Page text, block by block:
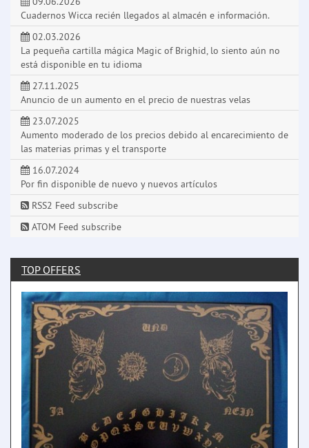
Cuadernos Wicca recién llegados al almacén e información.
02.03.2026
La pequeña cartilla mágica Magic of Brighid, lo siento aún no
está disponible en tu idioma
27.11.2025
Anuncio de un aumento en el precio de nuestras velas
23.07.2025
Aumento moderado de los precios debido al encarecimiento de
las materias primas y el transporte
16.07.2024
Por fin disponible de nuevo y nuevos artículos
RSS2 Feed subscribe
ATOM Feed subscribe
TOP OFFERS